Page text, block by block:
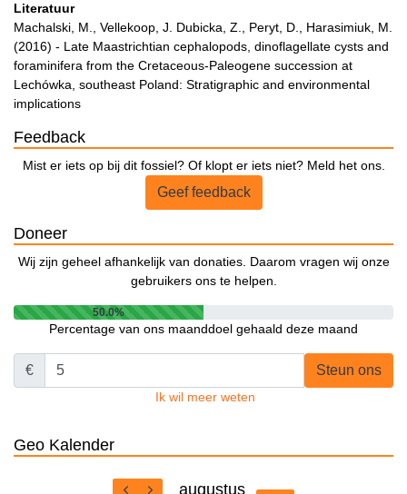
Literatuur
Machalski, M., Vellekoop, J. Dubicka, Z., Peryt, D., Harasimiuk, M.
(2016) - Late Maastrichtian cephalopods, dinoflagellate cysts and
foraminifera from the Cretaceous-Paleogene succession at
Lechówka, southeast Poland: Stratigraphic and environmental
implications
Feedback
Mist er iets op bij dit fossiel? Of klopt er iets niet? Meld het ons.
Geef feedback
Doneer
Wij zijn geheel afhankelijk van donaties. Daarom vragen wij onze
gebruikers ons te helpen.
50.0%
Percentage van ons maanddoel gehaald deze maand
€ Steun ons
Ik wil meer weten
Geo Kalender
augustus